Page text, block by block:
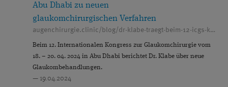
Abu Dhabi zu neuen
glaukomchirurgischen Verfahren
augenchirurgie.clinic/blog/dr-klabe-traegt-beim-12-icgs-kongress-in-abu-dhabi-vor
Beim 12. Internationalen Kongress zur Glaukomchirurgie vom
18. – 20. 04. 2024 in Abu Dhabi berichtet Dr. Klabe über neue
Glaukombehandlungen.
— 19.04.2024